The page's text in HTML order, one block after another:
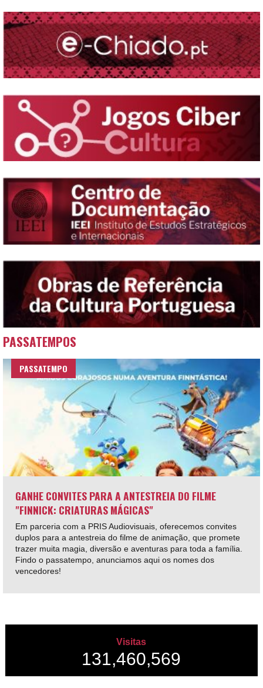
PASSATEMPOS
PASSATEMPO
GANHE CONVITES PARA A ANTESTREIA DO FILME
"FINNICK: CRIATURAS MÁGICAS"
Em parceria com a PRIS Audiovisuais, oferecemos convites
duplos para a antestreia do filme de animação, que promete
trazer muita magia, diversão e aventuras para toda a família.
Findo o passatempo, anunciamos aqui os nomes dos
vencedores!
Visitas
131,460,569